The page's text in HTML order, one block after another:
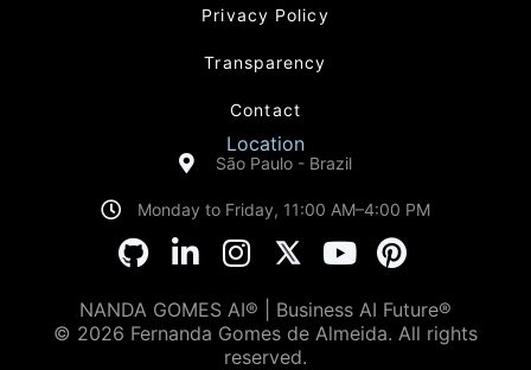
Privacy Policy
Transparency
Contact
Location
São Paulo - Brazil
Monday to Friday, 11:00 AM–4:00 PM
NANDA GOMES AI® | Business AI Future®
© 2026 Fernanda Gomes de Almeida. All rights
reserved.